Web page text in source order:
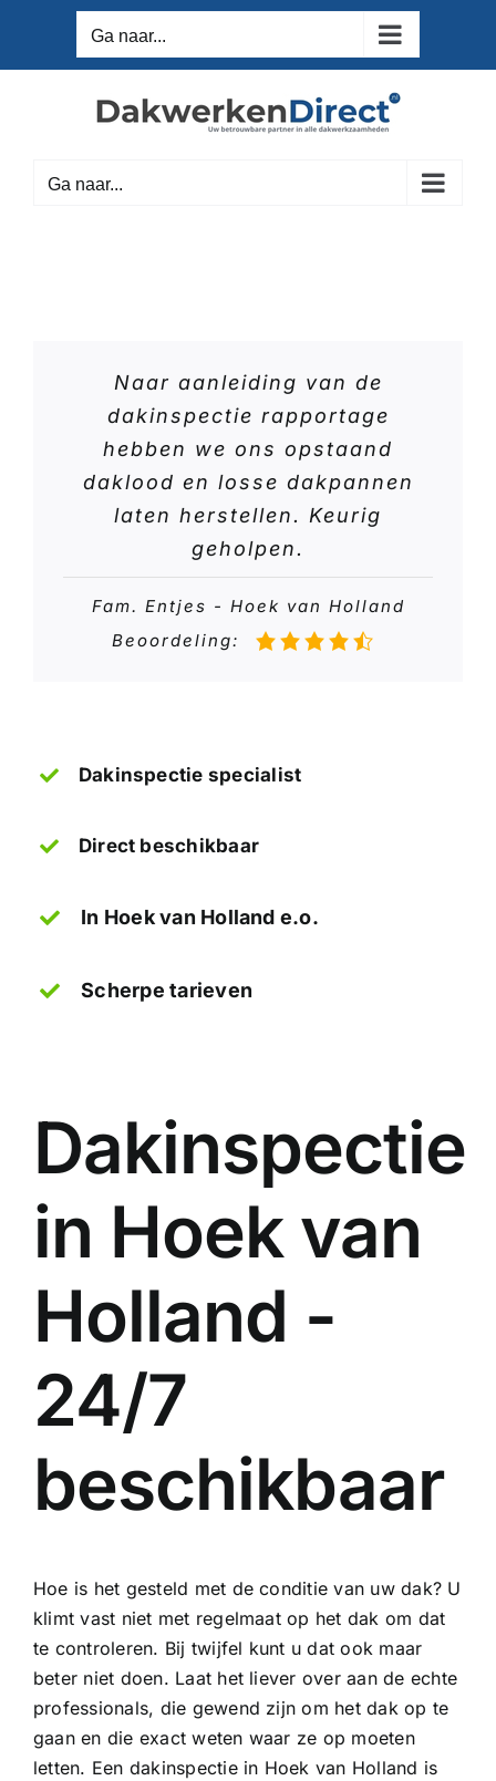
inhoud
Ga naar...
Ga naar...
Naar aanleiding van de
dakinspectie rapportage
hebben we ons opstaand
daklood en losse dakpannen
laten herstellen. Keurig
geholpen.
Fam. Entjes - Hoek van Holland
Beoordeling:
Dakinspectie specialist
Direct beschikbaar
In Hoek van Holland e.o.
Scherpe tarieven
Dakinspectie
in Hoek van
Holland -
24/7
beschikbaar
Hoe is het gesteld met de conditie van uw dak? U
klimt vast niet met regelmaat op het dak om dat
te controleren. Bij twijfel kunt u dat ook maar
beter niet doen. Laat het liever over aan de echte
professionals, die gewend zijn om het dak op te
gaan en die exact weten waar ze op moeten
letten. Een dakinspectie in Hoek van Holland is